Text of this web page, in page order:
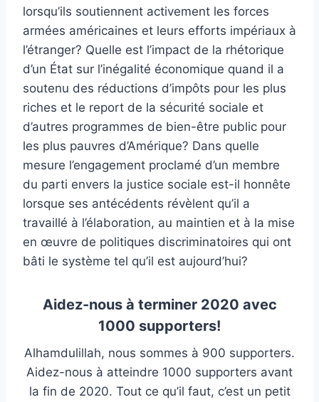
lorsqu’ils soutiennent activement les forces
armées américaines et leurs efforts impériaux à
l’étranger? Quelle est l’impact de la rhétorique
d’un État sur l’inégalité économique quand il a
soutenu des réductions d’impôts pour les plus
riches et le report de la sécurité sociale et
d’autres programmes de bien-être public pour
les plus pauvres d’Amérique? Dans quelle
mesure l’engagement proclamé d’un membre
du parti envers la justice sociale est-il honnête
lorsque ses antécédents révèlent qu’il a
travaillé à l’élaboration, au maintien et à la mise
en œuvre de politiques discriminatoires qui ont
bâti le système tel qu’il est aujourd’hui?
Aidez-nous à terminer 2020 avec
1000 supporters!
Alhamdulillah, nous sommes à 900 supporters.
Aidez-nous à atteindre 1000 supporters avant
la fin de 2020. Tout ce qu’il faut, c’est un petit